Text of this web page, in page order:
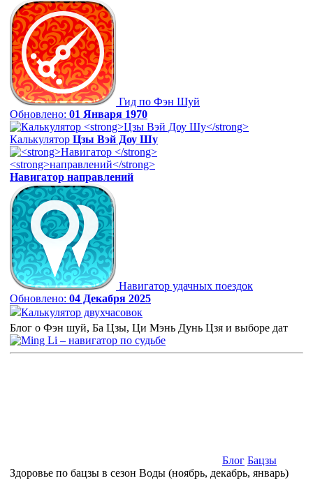
Гид по Фэн Шуй
Обновлено: 01 Января 1970
Калькулятор Цзы Вэй Доу Шу
Навигатор направлений
Навигатор удачных поездок
Обновлено: 04 Декабря 2025
Калькулятор двухчасовок
Блог о Фэн шуй, Ба Цзы, Ци Мэнь Дунь Цзя и выборе дат
Блог Бацзы
Здоровье по бацзы в сезон Воды (ноябрь, декабрь, январь)